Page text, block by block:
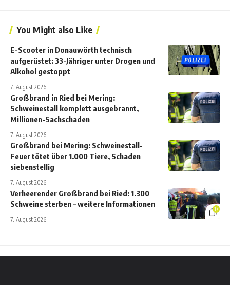
You Might also Like
E-Scooter in Donauwörth technisch
aufgerüstet: 33-Jähriger unter Drogen und
Alkohol gestoppt
7. August 2026
Großbrand in Ried bei Mering:
Schweinestall komplett ausgebrannt,
Millionen-Sachschaden
7. August 2026
Großbrand bei Mering: Schweinestall-
Feuer tötet über 1.000 Tiere, Schaden
siebenstellig
7. August 2026
17
Verheerender Großbrand bei Ried: 1.300
Schweine sterben – weitere Informationen
7. August 2026